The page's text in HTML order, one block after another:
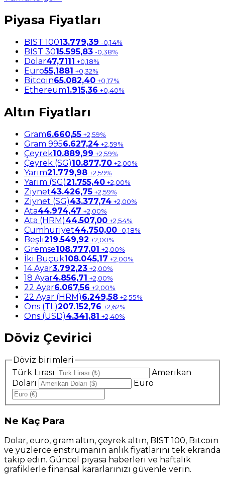
Piyasa Fiyatları
BIST 10013.779,39 -0,14%
BIST 3015.595,83 -0,38%
Dolar47,7111 +0,18%
Euro55,1881 +0,32%
Bitcoin65.082,40 +0,17%
Ethereum1.915,36 +0,40%
Altın Fiyatları
Gram6.660,55 +2,59%
Gram 9956.627,24 +2,59%
Çeyrek10.889,99 +2,59%
Çeyrek (SG)10.877,70 +2,00%
Yarım21.779,98 +2,59%
Yarım (SG)21.755,40 +2,00%
Ziynet43.426,75 +2,59%
Ziynet (SG)43.377,74 +2,00%
Ata44.974,47 +2,00%
Ata (HRM)44.507,00 +2,54%
Cumhuriyet44.750,00 -0,18%
Beşli219.549,92 +2,00%
Gremse108.777,01 +2,00%
İki Buçuk108.045,17 +2,00%
14 Ayar3.792,23 +2,00%
18 Ayar4.856,71 +2,00%
22 Ayar6.067,56 +2,00%
22 Ayar (HRM)6.249,58 +2,55%
Ons (TL)207.152,76 +2,62%
Ons (USD)4.341,81 +2,40%
Döviz Çevirici
Döviz birimleri
Türk Lirası
Amerikan
Doları
Euro
Ne Kaç Para
Dolar, euro, gram altın, çeyrek altın, BIST 100, Bitcoin
ve yüzlerce enstrümanın anlık fiyatlarını tek ekranda
takip edin. Güncel piyasa haberleri ve haftalık
grafiklerle finansal kararlarınızı güvenle verin.